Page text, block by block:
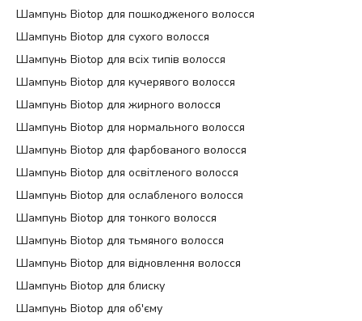
Шампунь Biotop для пошкодженого волосся
Шампунь Biotop для сухого волосся
Шампунь Biotop для всіх типів волосся
Шампунь Biotop для кучерявого волосся
Шампунь Biotop для жирного волосся
Шампунь Biotop для нормального волосся
Шампунь Biotop для фарбованого волосся
Шампунь Biotop для освітленого волосся
Шампунь Biotop для ослабленого волосся
Шампунь Biotop для тонкого волосся
Шампунь Biotop для тьмяного волосся
Шампунь Biotop для відновлення волосся
Шампунь Biotop для блиску
Шампунь Biotop для об'єму